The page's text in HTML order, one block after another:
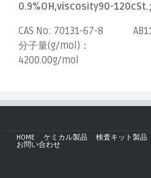
0.9%OH,viscosity90-
CAS No: 70131-67-8
分子量(g/mol)：
4200.00g/mol
HOME ケミカル製品 検査キット製品
お問い合わせ